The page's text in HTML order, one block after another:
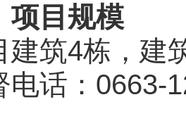
项目规模
4栋，建筑
话：0663-